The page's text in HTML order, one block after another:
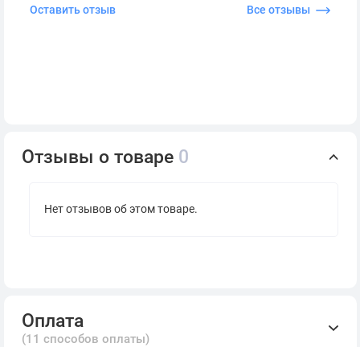
Оставить отзыв Все отзывы
Отзывы о товаре 0
Нет отзывов об этом товаре.
Оплата
(11 способов оплаты)